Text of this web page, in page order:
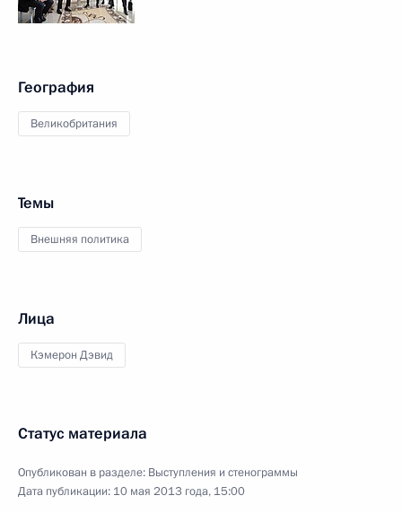
География
Великобритания
Темы
Внешняя политика
Лица
Кэмерон Дэвид
Статус материала
Опубликован в разделе: Выступления и стенограммы
Дата публикации: 10 мая 2013 года, 15:00